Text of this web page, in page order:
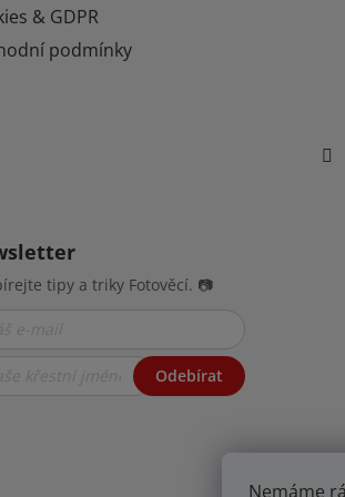
Nemáme
& GDPR
podmínky
tipy a triky Fotověcí. 📷
Odebírat